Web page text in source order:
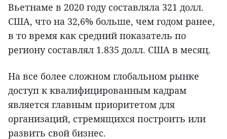
Вьетнаме в 2020 году составляла 321 долл.
США, что на 32,6% больше, чем годом ранее,
в то время как средний показатель по
региону составлял 1.835 долл. США в месяц.
На все более сложном глобальном рынке
доступ к квалифицированным кадрам
является главным приоритетом для
организаций, стремящихся построить или
развить свой бизнес.